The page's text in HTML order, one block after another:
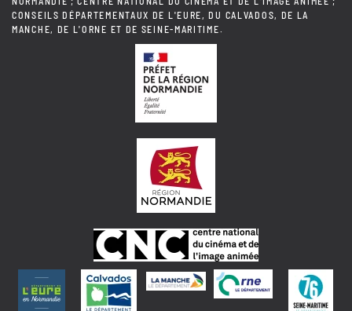
CONSEILS DÉPARTEMENTAUX DE L'EURE, DU CALVADOS, DE LA
MANCHE, DE L'ORNE ET DE SEINE-MARITIME.